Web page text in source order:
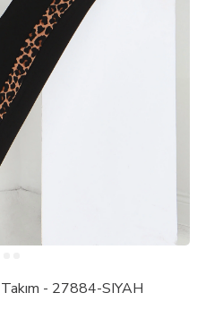
- 27884-SIYAH